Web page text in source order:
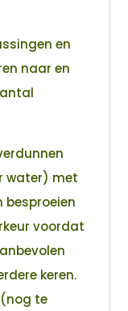
en
naar en
water) met
besproeien
voordat
keren.
(nog te